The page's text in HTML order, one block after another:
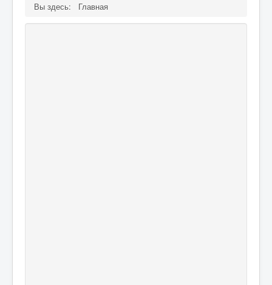
Вы здесь: Главная